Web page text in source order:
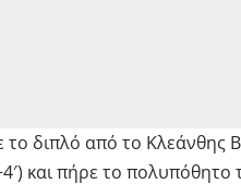
διπλό από το Κλεάνθης
και πήρε το